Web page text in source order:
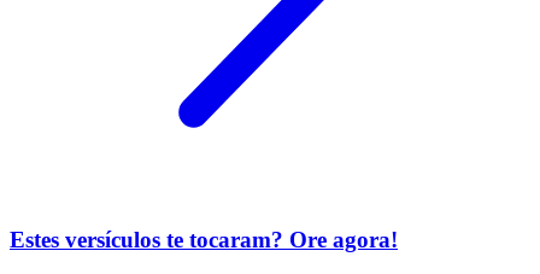
Estes versículos te tocaram? Ore agora!